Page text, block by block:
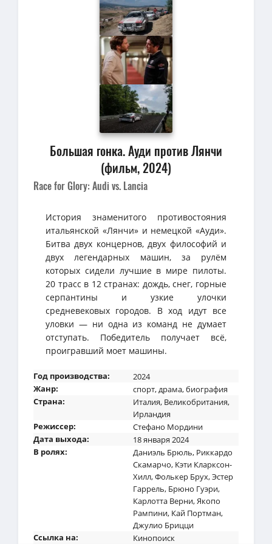
Большая гонка. Ауди против Лянчи
(фильм, 2024)
Race for Glory: Audi vs. Lancia
История знаменитого противостояния
итальянской «Лянчи» и немецкой «Ауди».
Битва двух концернов, двух философий и
двух легендарных машин, за рулём
которых сидели лучшие в мире пилоты.
20 трасс в 12 странах: дождь, снег, горные
серпантины и узкие улочки
средневековых городов. В ход идут все
уловки — ни одна из команд не думает
отступать. Победитель получает всё,
проигравший моет машины.
Год производства:
2024
Жанр:
спорт,драма,биография
Страна:
Италия, Великобритания,
Ирландия
Режиссер:
Стефано Мордини
Дата выхода:
18 января 2024
В ролях:
Даниэль Брюль, Риккардо
Скамарчо, Кэти Кларксон-
Хилл,Фолькер Брух,Эстер
Гаррель, Брюно Гуэри,
Карлотта Верни,Якопо
Рампини, Кай Портман,
Джулио Брицци
Ссылка на:
Кинопоиск